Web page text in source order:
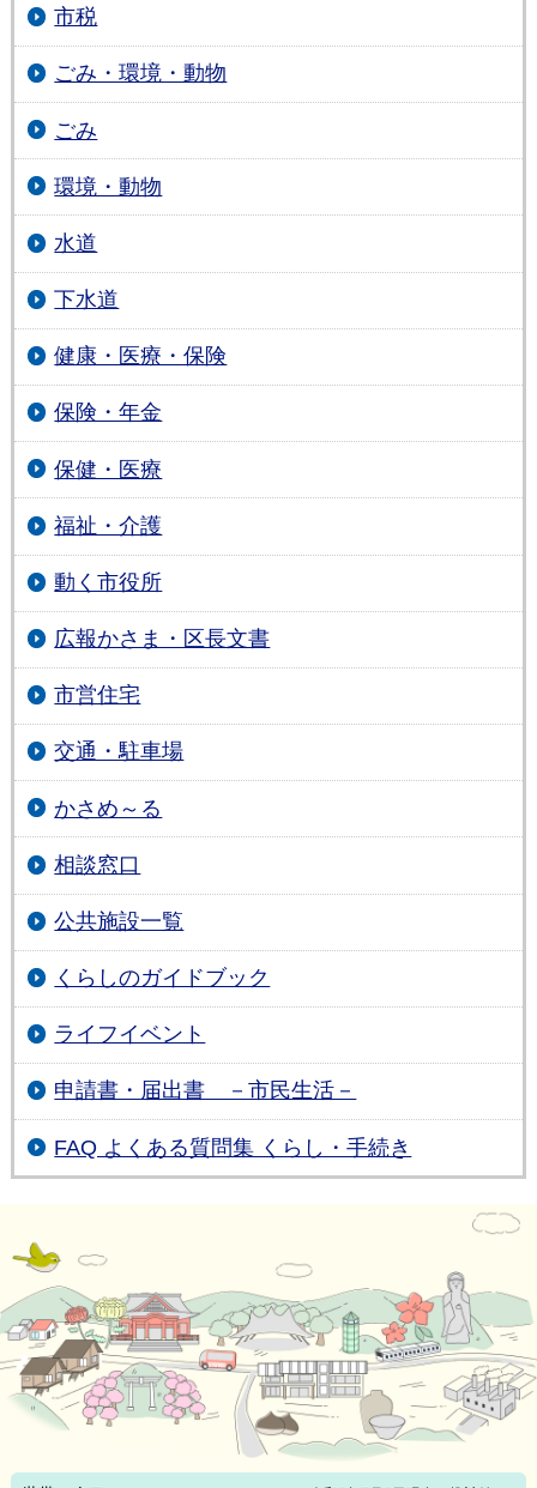
市税
ごみ・環境・動物
ごみ
環境・動物
水道
下水道
健康・医療・保険
保険・年金
保健・医療
福祉・介護
動く市役所
広報かさま・区長文書
市営住宅
交通・駐車場
かさめ～る
相談窓口
公共施設一覧
くらしのガイドブック
ライフイベント
申請書・届出書 －市民生活－
FAQ よくある質問集 くらし・手続き